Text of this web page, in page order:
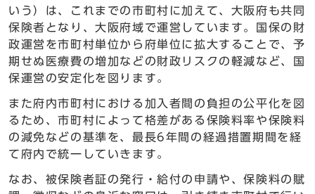
いう）は、これまでの市町村に加えて、大阪府も共同
保険者となり、大阪府域で運営しています。国保の財
政運営を市町村単位から府単位に拡大することで、予
期せぬ医療費の増加などの財政リスクの軽減など、国
保運営の安定化を図ります。
また府内市町村における加入者間の負担の公平化を図
るため、市町村によって格差がある保険料率や保険料
の減免などの基準を、最長6年間の経過措置期間を経
て府内で統一していきます。
なお、被保険者証の発行・給付の申請や、保険料の賦